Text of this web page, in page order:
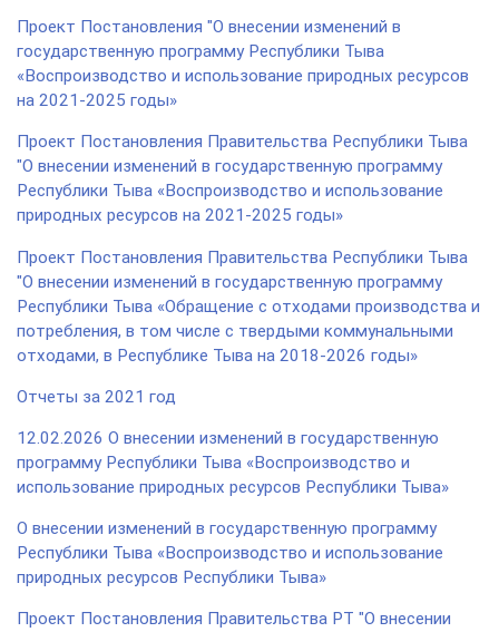
Проект Постановления "О внесении изменений в
государственную программу Республики Тыва
«Воспроизводство и использование природных ресурсов
на 2021-2025 годы»
Проект Постановления Правительства Республики Тыва
"О внесении изменений в государственную программу
Республики Тыва «Воспроизводство и использование
природных ресурсов на 2021-2025 годы»
Проект Постановления Правительства Республики Тыва
"О внесении изменений в государственную программу
Республики Тыва «Обращение с отходами производства и
потребления, в том числе с твердыми коммунальными
отходами, в Республике Тыва на 2018-2026 годы»
Отчеты за 2021 год
12.02.2026 О внесении изменений в государственную
программу Республики Тыва «Воспроизводство и
использование природных ресурсов Республики Тыва»
О внесении изменений в государственную программу
Республики Тыва «Воспроизводство и использование
природных ресурсов Республики Тыва»
Проект Постановления Правительства РТ "О внесении